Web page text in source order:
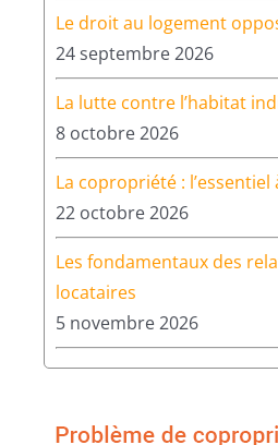
Le droit au logement
24 septembre 2026
La lutte contre l’habitat
8 octobre 2026
La copropriété :
22 octobre 2026
Les fondamentaux des
locataires
5 novembre 2026